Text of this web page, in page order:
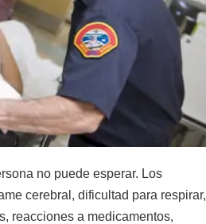
no puede esperar. Los
cerebral, dificultad para respirar,
reacciones a medicamentos,